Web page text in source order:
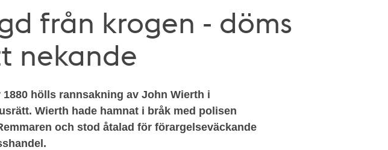
från krogen - döms
nekande
1880 hölls rannsakning av John Wierth i
Wierth hade hamnat i bråk med polisen
och stod åtalad för förargelseväckande